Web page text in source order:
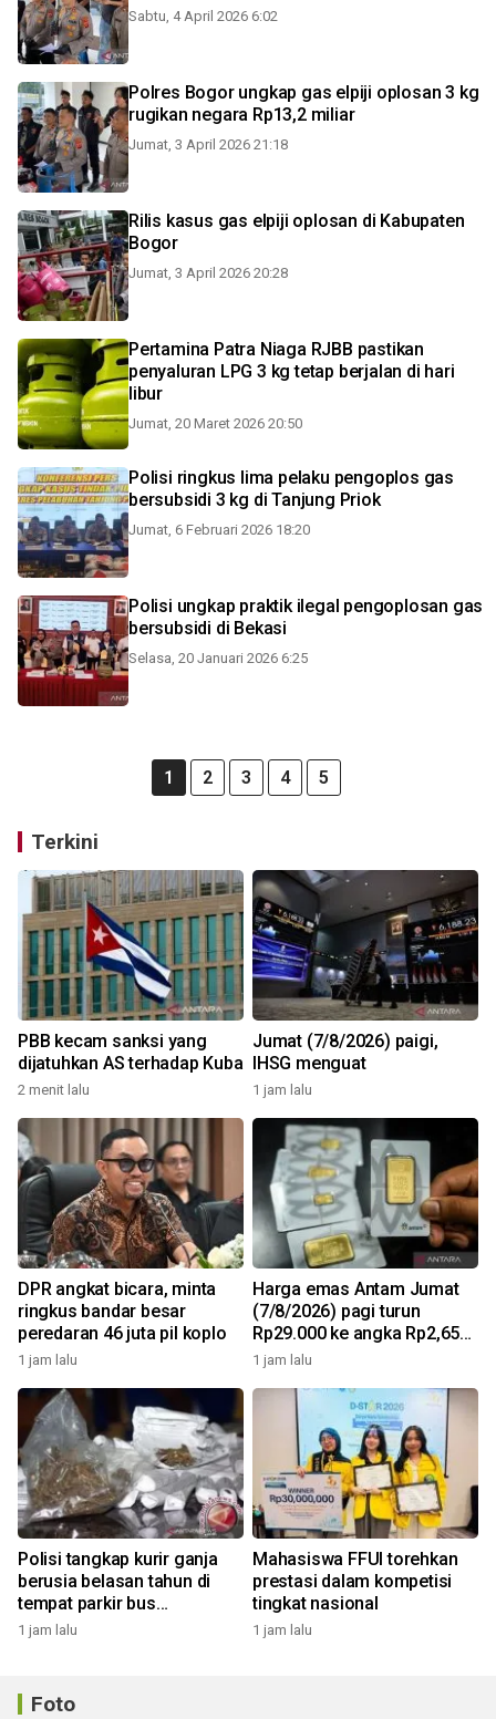
Sabtu, 4 April 2026 6:02
Polres Bogor ungkap gas elpiji oplosan 3 kg
rugikan negara Rp13,2 miliar
Jumat, 3 April 2026 21:18
Rilis kasus gas elpiji oplosan di Kabupaten
Bogor
Jumat, 3 April 2026 20:28
Pertamina Patra Niaga RJBB pastikan
penyaluran LPG 3 kg tetap berjalan di hari
libur
Jumat, 20 Maret 2026 20:50
Polisi ringkus lima pelaku pengoplos gas
bersubsidi 3 kg di Tanjung Priok
Jumat, 6 Februari 2026 18:20
Polisi ungkap praktik ilegal pengoplosan gas
bersubsidi di Bekasi
Selasa, 20 Januari 2026 6:25
1 2 3 4 5
Terkini
PBB kecam sanksi yang
dijatuhkan AS terhadap Kuba
2 menit lalu
Jumat (7/8/2026) paigi,
IHSG menguat
1 jam lalu
DPR angkat bicara, minta
ringkus bandar besar
peredaran 46 juta pil koplo
1 jam lalu
Harga emas Antam Jumat
(7/8/2026) pagi turun
Rp29.000 ke angka Rp2,650
juta/gr
1 jam lalu
Polisi tangkap kurir ganja
berusia belasan tahun di
tempat parkir bus
Tangerang
1 jam lalu
Mahasiswa FFUI torehkan
prestasi dalam kompetisi
tingkat nasional
1 jam lalu
Foto